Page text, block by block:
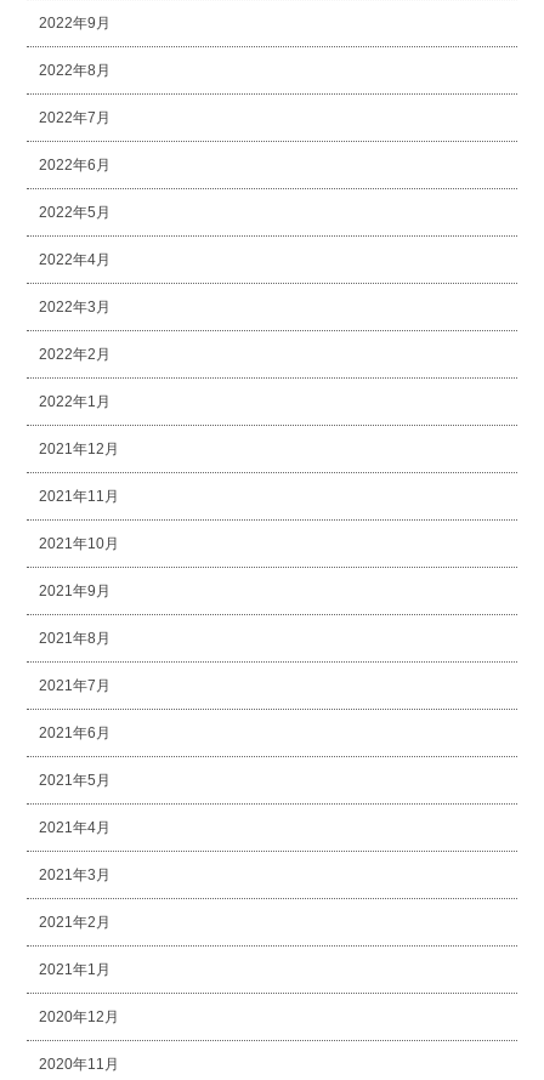
2022年9月
2022年8月
2022年7月
2022年6月
2022年5月
2022年4月
2022年3月
2022年2月
2022年1月
2021年12月
2021年11月
2021年10月
2021年9月
2021年8月
2021年7月
2021年6月
2021年5月
2021年4月
2021年3月
2021年2月
2021年1月
2020年12月
2020年11月